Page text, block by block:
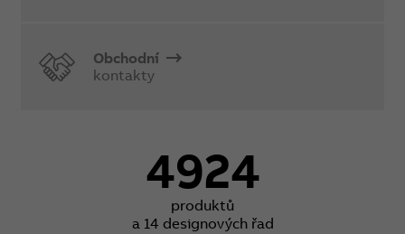
Obchodní
kontakty
4924
produktů
a 14 designových řad